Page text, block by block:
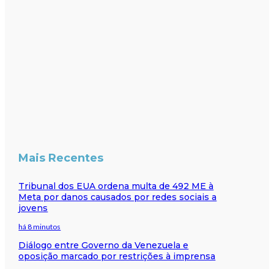
Mais Recentes
Tribunal dos EUA ordena multa de 492 ME à
Meta por danos causados por redes sociais a
jovens
há 8 minutos
Diálogo entre Governo da Venezuela e
oposição marcado por restrições à imprensa